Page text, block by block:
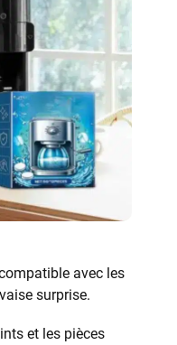
avec les
surprise.
et les pièces